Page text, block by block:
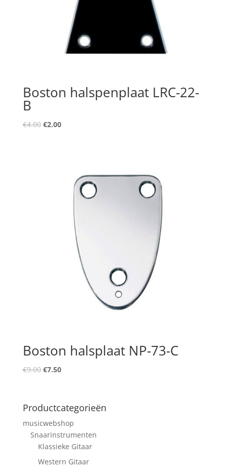
Boston halspenplaat LRC-22-
B
€4.00 Oorspronkelijke
€2.00Huidige
Boston halsplaat NP-73-C
€9.00 Oorspronkelijke
€9.00.
€7.50Huidige
€7.50.
Productcategorieën
musicwebshop
Snaarinstrumenten
Klassieke Gitaar
Western Gitaar